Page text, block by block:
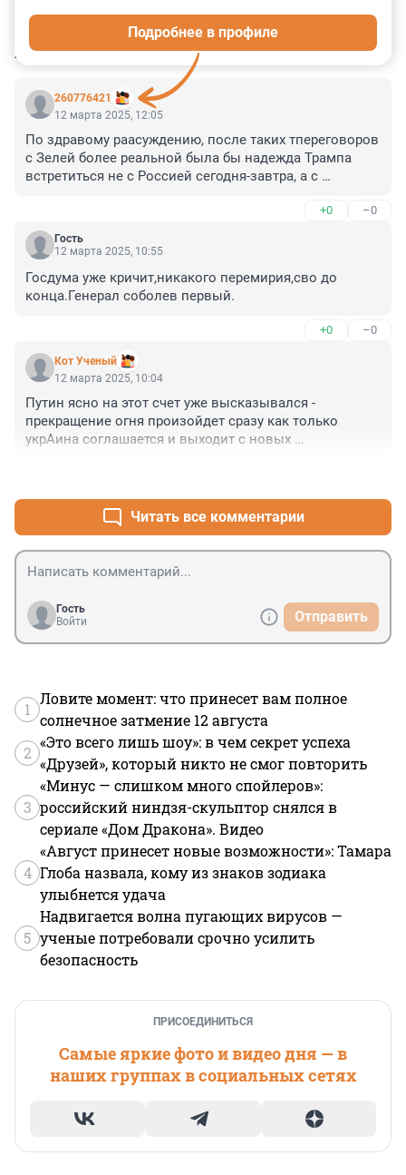
КОММЕНТАРИИ 182
260776421
Подробнее в профиле
12 марта 2025, 12:05
По здравому раасуждению, после таких тпереговоров
с Зелей более реальной была бы надежда Трампа
встретиться не с Россией сегодня-завтра, а с
+0 –0
Гость
12 марта 2025, 10:55
Госдума уже кричит,никакого перемирия,сво до
конца.Генерал соболев первый.
+0 –0
Кот Ученый
12 марта 2025, 10:04
Путин ясно на этот счет уже высказывался -
прекращение огня произойдет сразу как только
укрАина соглашается и выходит с новых
Читать все комментарии
Гость
Войти
Отправить
1
Ловите момент: что принесет вам полное
солнечное затмение 12 августа
2
«Это всего лишь шоу»: в чем секрет успеха
«Друзей», который никто не смог повторить
3
«Минус — слишком много спойлеров»:
российский ниндзя-скульптор снялся в
сериале «Дом Дракона». Видео
4
«Август принесет новые возможности»: Тамара
Глоба назвала, кому из знаков зодиака
улыбнется удача
5
Надвигается волна пугающих вирусов —
ученые потребовали срочно усилить
безопасность
ПРИСОЕДИНИТЬСЯ
Самые яркие фото и видео дня — в
наших группах в социальных сетях